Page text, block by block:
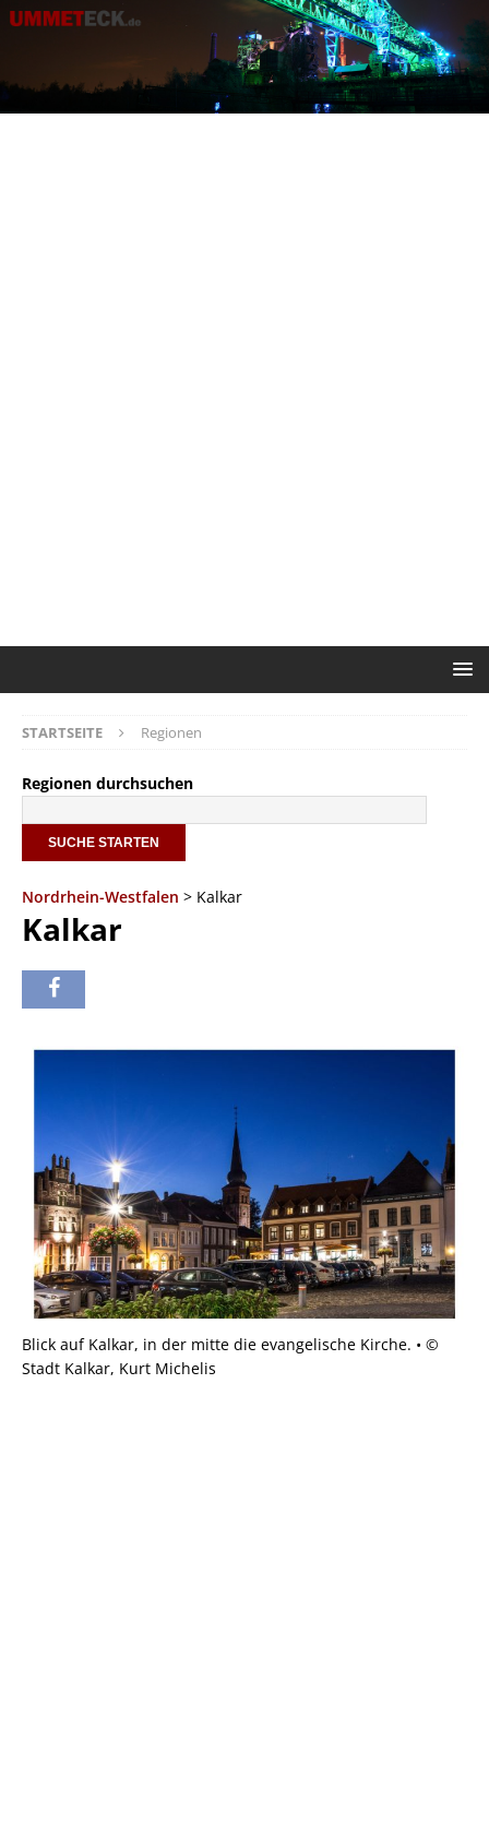
STARTSEITE Regionen
Regionen durchsuchen
Nordrhein-Westfalen > Kalkar
Kalkar
Blick auf Kalkar, in der mitte die evangelische Kirche. • ©
Stadt Kalkar, Kurt Michelis